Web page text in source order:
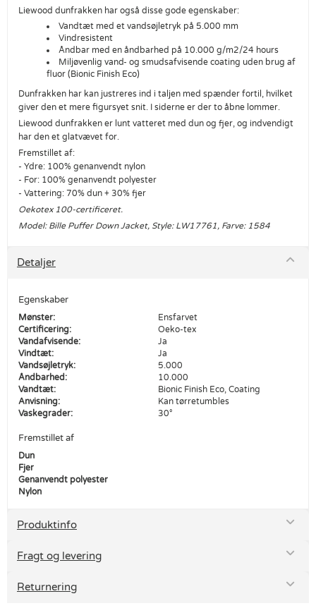
Liewood dunfrakken har også disse gode egenskaber:
Vandtæt med et vandsøjletryk på 5.000 mm
Vindresistent
Åndbar med en åndbarhed på 10.000 g/m2/24 hours
Miljøvenlig vand- og smudsafvisende coating uden brug af
fluor (Bionic Finish Eco)
Dunfrakken har kan justreres ind i taljen med spænder fortil, hvilket
giver den et mere figursyet snit. I siderne er der to åbne lommer.
Liewood dunfrakken er lunt vatteret med dun og fjer, og indvendigt
har den et glatvævet for.
Fremstillet af:
- Ydre: 100% genanvendt nylon
- For: 100% genanvendt polyester
- Vattering: 70% dun + 30% fjer
Oekotex 100-certificeret.
Model: Bille Puffer Down Jacket, Style: LW17761, Farve: 1584
Detaljer
Egenskaber
Mønster:
Ensfarvet
Certificering:
Oeko-tex
Vandafvisende:
Ja
Vindtæt:
Ja
Vandsøjletryk:
5.000
Åndbarhed:
10.000
Vandtæt:
Bionic Finish Eco, Coating
Anvisning:
Kan tørretumbles
Vaskegrader:
30°
Fremstillet af
Dun
Fjer
Genanvendt polyester
Nylon
Produktinfo
Fragt og levering
Returnering